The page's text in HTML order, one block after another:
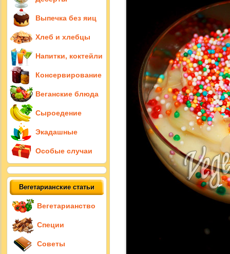
Выпечка без яиц
Хлеб и хлебцы
Напитки, коктейли
Консервирование
Веганские блюда
Сыроедение
Экадашные
Особые случаи
Вегетарианские статьи
Вегетарианство
Специи
Советы